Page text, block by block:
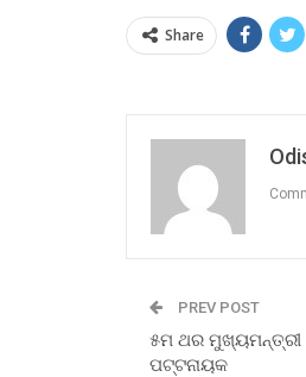
Share
PREV POST
୫ମ ଥର ମୁଖ୍ୟମନ୍ତ୍ରୀ
ପଟ୍ଟନାୟକ